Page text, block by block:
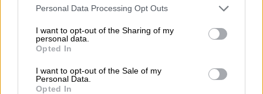
Please note that this website/app uses one or more Google
not limited to your visit or usage behaviour. You may click to
grant or deny consent to Google and its third-party tags to
use your data for below specified purposes in below Google
consent section.
Personal Data Processing Opt Outs
I want to opt-out of the Sharing of my
personal data.
Opted In
I want to opt-out of the Sale of my
Personal Data.
Opted In
Immaculate Conception College της Σάντα
Φε, και στο Colegio del Salvatore στο
Μπουένος Άιρες. Το 1986 απέκτησε
στο Φράιμπουργκ της Γερμανίας.